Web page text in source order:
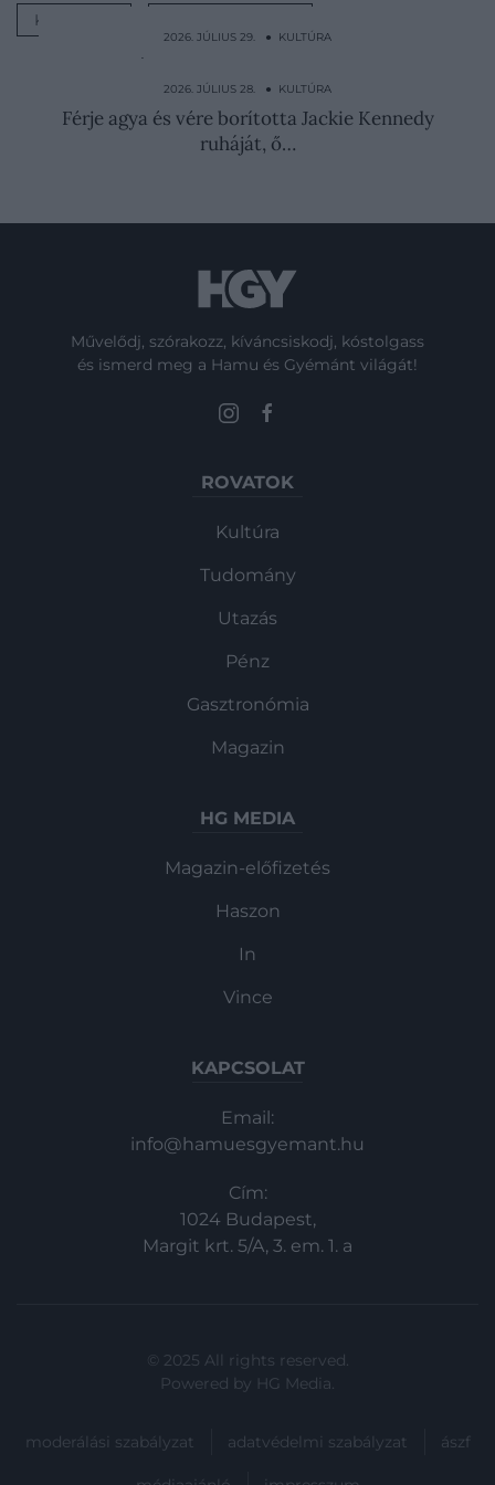
KULTÚRA
2026. JÚLIUS 29. ● KULTÚRA
Kannibálok ölhették meg a nyomtalanul
eltűnt…
2026. JÚLIUS 28. ● KULTÚRA
Férje agya és vére borította Jackie Kennedy
ruháját, ő…
Művelődj, szórakozz, kíváncsiskodj, kóstolgass
és ismerd meg a Hamu és Gyémánt világát!
ROVATOK
Kultúra
Tudomány
Utazás
Pénz
Gasztronómia
Magazin
HG MEDIA
Magazin-előfizetés
Haszon
In
Vince
KAPCSOLAT
Email:
info@hamuesgyemant.hu
Cím:
1024 Budapest,
Margit krt. 5/A, 3. em. 1. a
© 2025 All rights reserved.
Powered by HG Media.
moderálási szabályzat adatvédelmi szabályzat ászf